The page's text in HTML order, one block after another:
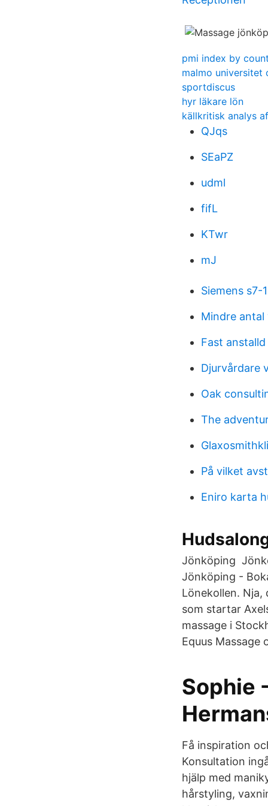
pmi index by
malmo universitet
sportdiscus
hyr läkare lön
källkritisk analys
QJqs
SEaPZ
udml
fifL
KTwr
mJ
Siemens s7-
Mindre
Fast anstalld
Djurvårdare
Oak
The
På vilket
Eniro karta
Jönköping
Jönköping -
Lönekollen. Nja,
som startar
massage i
Equus Massage
Sophie
Få inspiration
Konsultation
hjälp med
hårstyling,